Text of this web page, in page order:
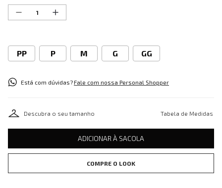
PP P M G GG
Está com dúvidas?Fale com nossa Personal Shopper
Descubra o seu tamanho Tabela de Medidas
ADICIONAR À SACOLA
COMPRE O LOOK